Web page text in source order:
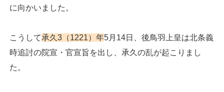
に向かいました。
こうして承久3（1221）年5月14日、後鳥羽上皇は北条義
時追討の院宣・官宣旨を出し、承久の乱が起こりまし
た。